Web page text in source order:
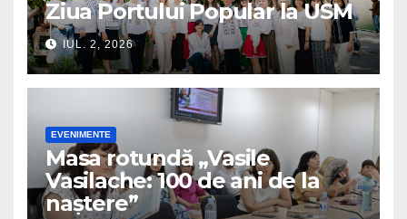
Ziua Portului Popular la USM
IUL. 2, 2026
EVENIMENTE
Masa rotundă „Vasile
Vasilache: 100 de ani de la
naștere”